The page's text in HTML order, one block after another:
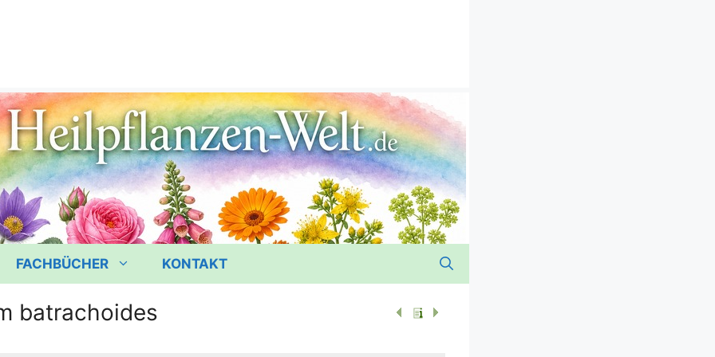
FACHBÜCHER KONTAKT
batrachoides